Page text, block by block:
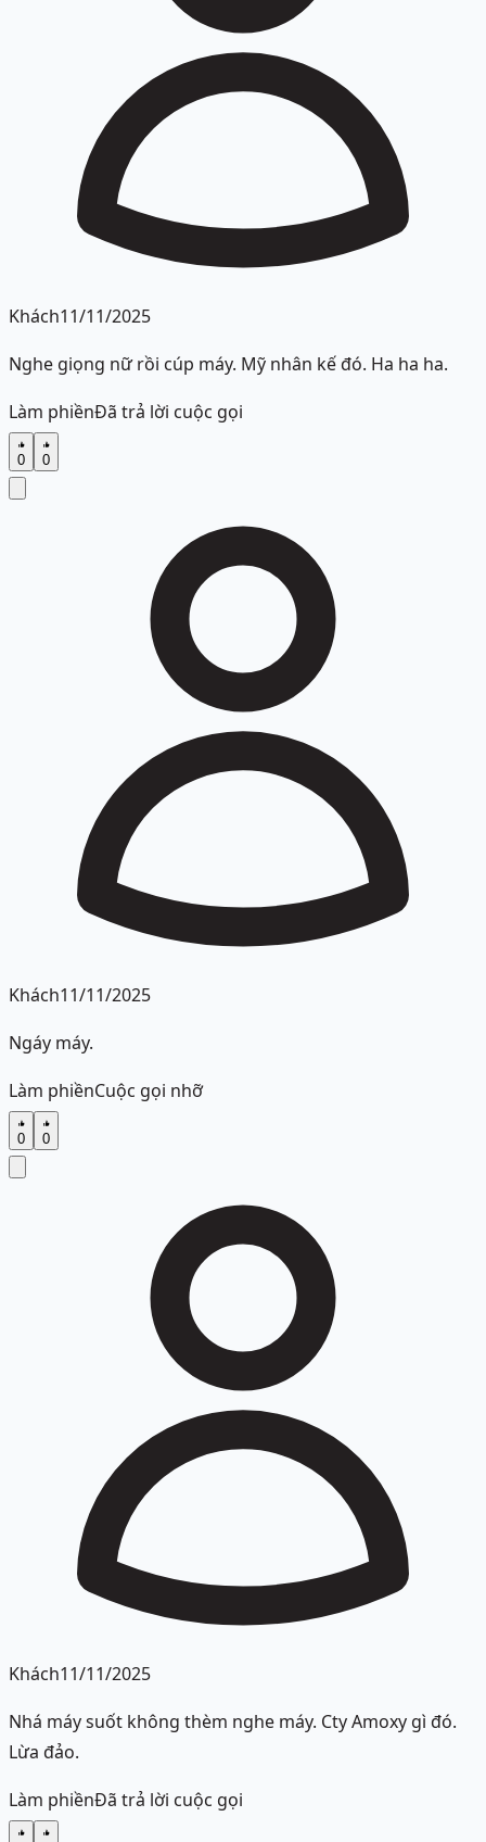
Khách11/11/2025
Nghe giọng nữ rồi cúp máy. Mỹ nhân kế đó. Ha ha ha.
Làm phiềnĐã trả lời cuộc gọi
0 0
Khách11/11/2025
Ngáy máy.
Làm phiềnCuộc gọi nhỡ
0 0
Khách11/11/2025
Nhá máy suốt không thèm nghe máy. Cty Amoxy gì đó.
Lừa đảo.
Làm phiềnĐã trả lời cuộc gọi